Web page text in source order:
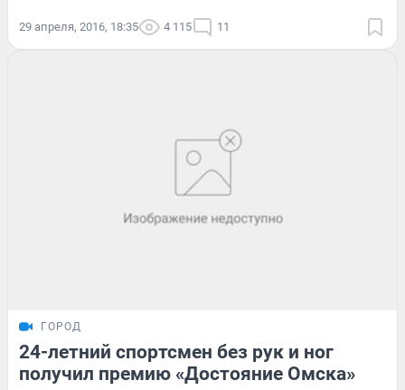
29 апреля, 2016, 18:35 4 115 11
ГОРОД
24-летний спортсмен без рук и ног
получил премию «Достояние Омска»